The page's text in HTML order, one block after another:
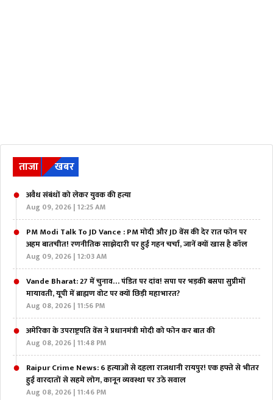
ताजा खबर
अवैध संबंधों को लेकर युवक की हत्या
Aug 09, 2026 | 12:25 AM
PM Modi Talk To JD Vance : PM मोदी और JD वेंस की देर रात फोन पर
अहम बातचीत! रणनीतिक साझेदारी पर हुई गहन चर्चा, जानें क्यों खास है कॉल
Aug 09, 2026 | 12:03 AM
Vande Bharat: 27 में चुनाव… पंडित पर दांव! सपा पर भड़की बसपा सुप्रीमों
मायावती, यूपी में ब्राह्मण वोट पर क्यों छिड़ी महाभारत?
Aug 08, 2026 | 11:56 PM
अमेरिका के उपराष्ट्रपति वेंस ने प्रधानमंत्री मोदी को फोन कर बात की
Aug 08, 2026 | 11:48 PM
Raipur Crime News: 6 हत्याओं से दहला राजधानी रायपुर! एक हफ्ते से भीतर
हुई वारदातों से सहमे लोग, कानून व्यवस्था पर उठे सवाल
Aug 08, 2026 | 11:46 PM